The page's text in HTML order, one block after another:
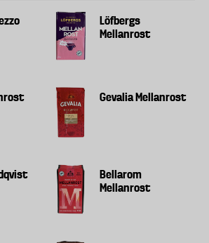
Löfbergs
Mellanrost
Gevalia Mellanrost
Bellarom
Mellanrost